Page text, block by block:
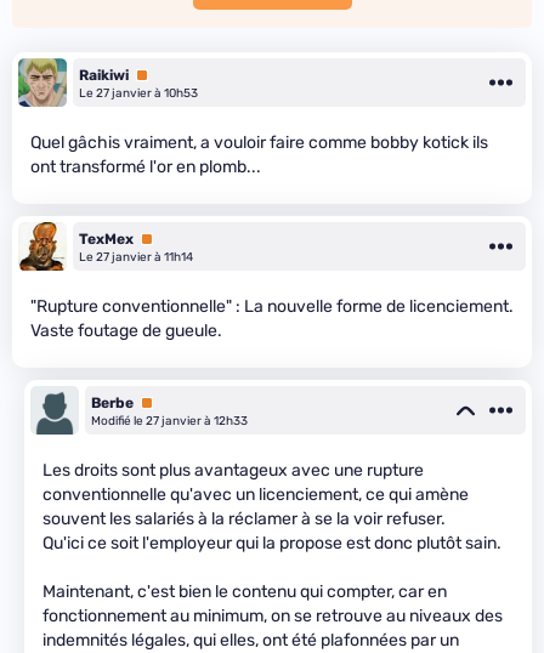
Raikiwi Premium
Le 27 janvier à 10h53
Quel gâchis vraiment, a vouloir faire comme bobby kotick ils
ont transformé l'or en plomb...
TexMex Premium
Le 27 janvier à 11h14
"Rupture conventionnelle" : La nouvelle forme de licenciement.
Vaste foutage de gueule.
Berbe Premium
Modifié le 27 janvier à 12h33
Les droits sont plus avantageux avec une rupture
conventionnelle qu'avec un licenciement, ce qui amène
souvent les salariés à la réclamer à se la voir refuser.
Qu'ici ce soit l'employeur qui la propose est donc plutôt sain.
Maintenant, c'est bien le contenu qui compter, car en
fonctionnement au minimum, on se retrouve au niveaux des
indemnités légales, qui elles, ont été plafonnées par un